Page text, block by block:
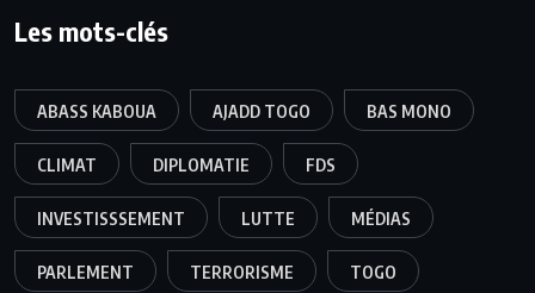
Les mots-clés
ABASS KABOUA AJADD TOGO BAS MONO
CLIMAT DIPLOMATIE FDS
INVESTISSSEMENT LUTTE MÉDIAS
PARLEMENT TERRORISME TOGO